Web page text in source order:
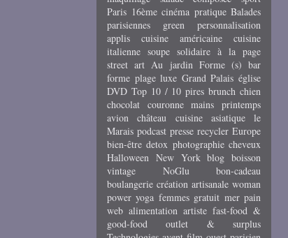
Paris 16ème cinéma pratique Balades
parisiennes
green
personnalisation
applis
cuisine américaine
cuisine
italienne soupe solidaire à la page
street art Au jardin Forme (s) bar
forme plage luxe Grand Palais église
DVD Top 10 / 10 pires brunch chien
chocolat couronne mains printemps
avion
château cuisine asiatique
le
Marais podcast presse recycler Europe
bien-être detox photographie cheveux
Halloween New York blog boisson
vintage
NoGlu
bon-cadeau
boulangerie création artisanale woman
power yoga femmes gratuit mer pain
web alimentation artiste fast-food &
good-food
outlet & surplus